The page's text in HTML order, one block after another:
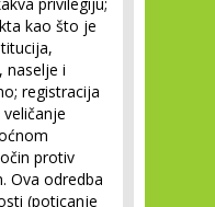
kao što je
naselje i
registracija
protiv
Ova odredba
(poticanje